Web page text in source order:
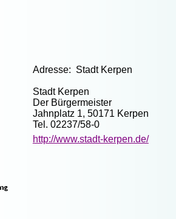
Adresse: Stadt Kerpen
Stadt Kerpen
Der Bürgermeister
Jahnplatz 1, 50171 Kerpen
Tel. 02237/58-0
http://www.stadt-kerpen.de/